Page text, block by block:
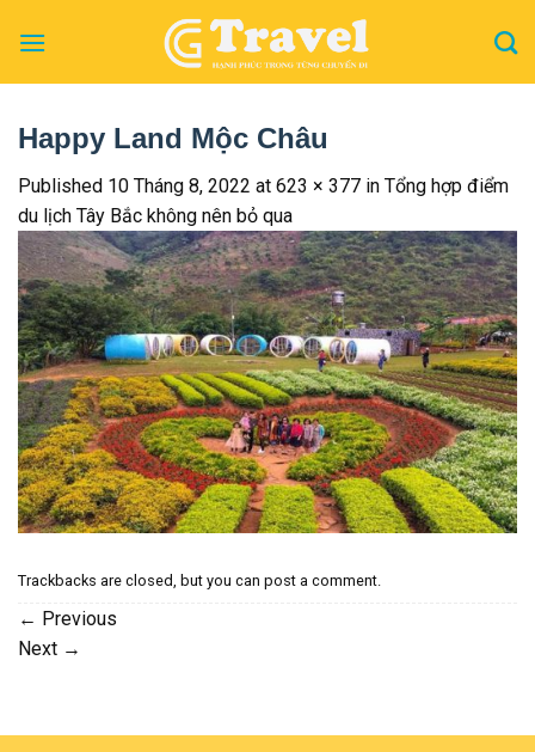
Happy Land Mộc Châu
Published 10 Tháng 8, 2022 at 623 × 377 in Tổng hợp điểm
du lịch Tây Bắc không nên bỏ qua
Trackbacks are closed, but you can post a comment.
← Previous
Next →